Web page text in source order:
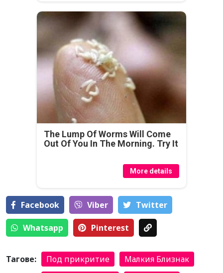
The Lump Of Worms Will Come
Out Of You In The Morning. Try It
More details
Facebook Viber Тwitter
Whatsapp Pinterest
Тагове: Под прикритие
Малкия Близнак